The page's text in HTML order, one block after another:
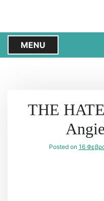
i
MENU
THE
Posted on 16